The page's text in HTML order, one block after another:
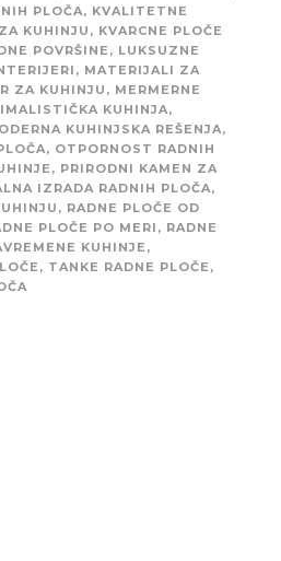
PLOČA, KVALITETNE
KUHINJU , KVARCNE PLOČE
POVRŠINE , LUKSUZNE
, MATERIJALI ZA
ZA KUHINJU , MERMERNE
KUHINJA,
KUHINJSKA REŠENJA,
, OTPORNOST RADNIH
, PRIRODNI KAMEN ZA
IZRADA RADNIH PLOČA,
, RADNE PLOČE OD
PLOČE PO MERI , RADNE
KUHINJE ,
, TANKE RADNE PLOČE ,